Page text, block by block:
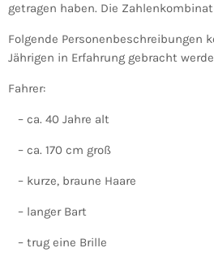
getragen haben. Die
Folgende Personenbeschreibungen
Jährigen in Erfahrung gebracht
Fahrer:
– ca. 40 Jahre alt
– ca. 170 cm groß
– kurze, braune Haare
– langer Bart
– trug eine Brille